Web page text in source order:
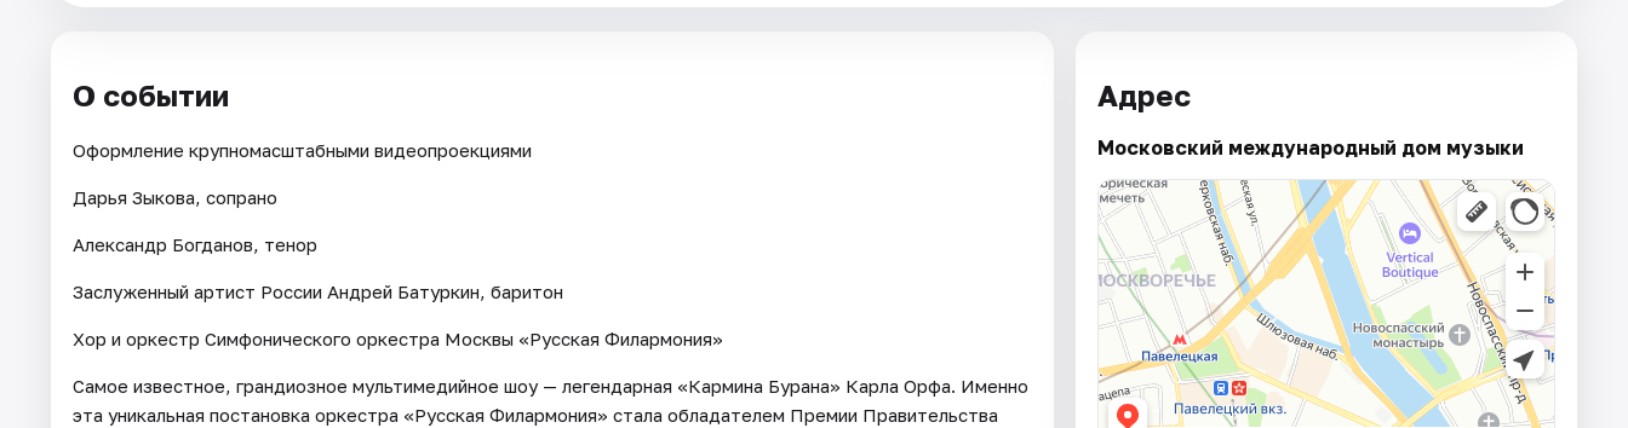
О событии
Оформление крупномасштабными видеопроекциями
Дарья Зыкова, сопрано
Александр Богданов, тенор
Заслуженный артист России Андрей Батуркин, баритон
Хор и оркестр Симфонического оркестра Москвы «Русская Филармония»
Самое известное, грандиозное мультимедийное шоу — легендарная «Кармина Бурана» Карла Орфа. Именно
эта уникальная постановка оркестра «Русская Филармония» стала обладателем Премии Правительства
Адрес
Московский международный дом музыки